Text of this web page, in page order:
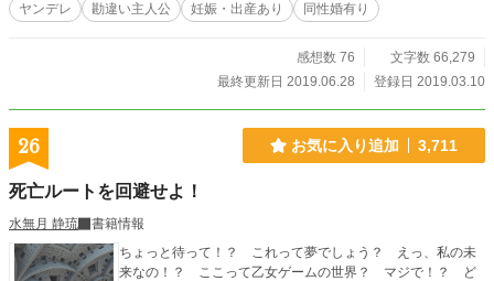
ヤンデレ
勘違い主人公 妊娠・出産あり 同性婚有り
感想数 76
文字数 66,279
最終更新日 2019.06.28
登録日 2019.03.10
26 お気に入り追加 3,711
死亡ルートを回避せよ！
水無月 静琉
書籍情報
ちょっと待って！？ これって夢でしょう？ えっ、私の未
来なの！？ ここって乙女ゲームの世界？ マジで！？ ど